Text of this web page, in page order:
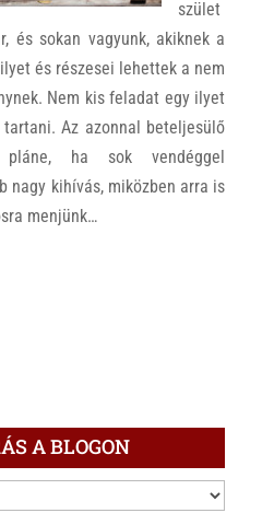
szület
és sokan vagyunk, akiknek a
és részesei lehettek a nem
Nem kis feladat egy ilyet
Az azonnal beteljesülő
pláne, ha sok vendéggel
nagy kihívás, miközben arra is
menjünk…
A BLOGON